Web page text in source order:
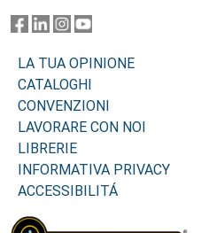
LA TUA OPINIONE
CATALOGHI
CONVENZIONI
LAVORARE CON NOI
LIBRERIE
INFORMATIVA PRIVACY
ACCESSIBILITÁ